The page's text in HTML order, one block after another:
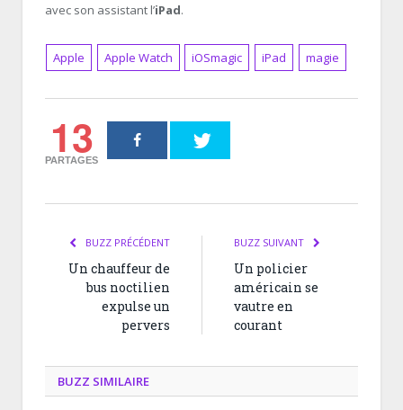
avec son assistant l’iPad.
Apple Apple Watch‎ iOSmagic iPad magie
13
PARTAGES
BUZZ PRÉCÉDENT
Un chauffeur de
bus noctilien
expulse un
pervers
BUZZ SUIVANT
Un policier
américain se
vautre en
courant
BUZZ SIMILAIRE